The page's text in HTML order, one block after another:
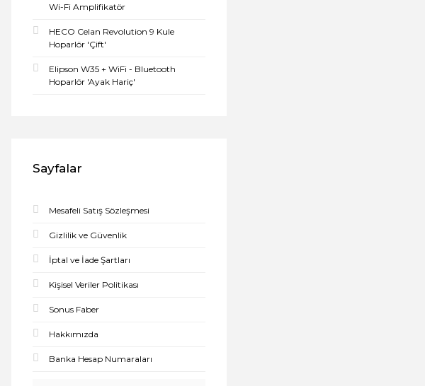
Wi-Fi Amplifikatör
HECO Celan Revolution 9 Kule
Hoparlör 'Çift'
Elipson W35 + WiFi - Bluetooth
Hoparlör 'Ayak Hariç'
Sayfalar
Mesafeli Satış Sözleşmesi
Gizlilik ve Güvenlik
İptal ve İade Şartları
Kişisel Veriler Politikası
Sonus Faber
Hakkımızda
Banka Hesap Numaraları